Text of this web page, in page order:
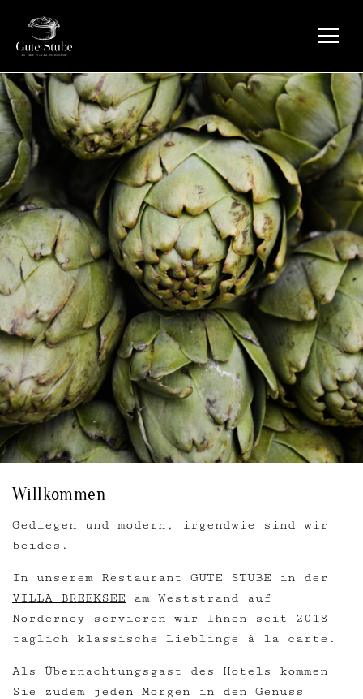
Willkommen
Gediegen und modern, irgendwie sind wir
beides.
In unserem Restaurant GUTE STUBE in der
VILLA BREEKSEE am Weststrand auf
Norderney servieren wir Ihnen seit 2018
täglich klassische Lieblinge
à la carte.
Als Übernachtungsgast des Hotels kommen
Sie zudem jeden Morgen in den Genuss